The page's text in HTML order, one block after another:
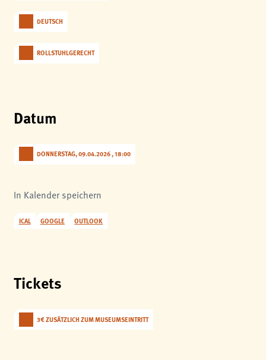
DEUTSCH
ROLLSTUHLGERECHT
Datum
DONNERSTAG, 09.04.2026 , 18:00
In Kalender speichern
ICAL GOOGLE OUTLOOK
Tickets
3€ ZUSÄTZLICH ZUM MUSEUMSEINTRITT